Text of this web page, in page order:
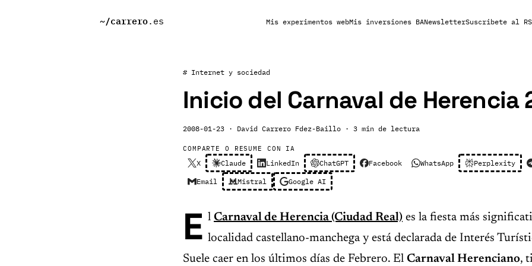
~/carrero.es Mis experimentos webMis inversiones BANewsletterSuscribete al
# Internet y sociedad
Inicio del Carnaval de Herencia
2008-01-23 · David Carrero Fdez-Baillo · 3 min de lectura
COMPARTE O RESUME CON IA
X Claude LinkedIn ChatGPT Facebook WhatsApp Perplexity
Email Mistral Google AI
E l Carnaval de Herencia (Ciudad Real) es la fiesta más
localidad castellano-manchega y está declarada de Interés
Suele caer en los últimos días de Febrero. El Carnaval Herenciano,